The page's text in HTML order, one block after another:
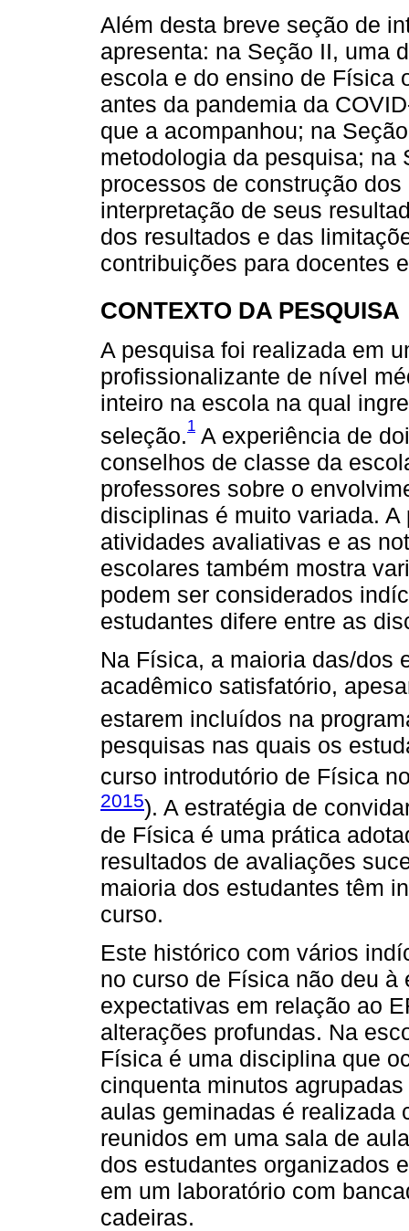
Além desta breve seção de
apresenta: na Seção II, uma
escola e do ensino de Física
antes da pandemia da
que a acompanhou; na
metodologia da pesquisa; na
processos de construção
interpretação de seus
dos resultados e das
contribuições para docentes
CONTEXTO DA PESQUISA
A pesquisa foi realizada em
profissionalizante de nível
inteiro na escola na qual
seleção.1 A experiência de
conselhos de classe da
professores sobre o
disciplinas é muito variada.
atividades avaliativas e as
escolares também mostra
podem ser considerados
estudantes difere entre as
Na Física, a maioria das/dos
acadêmico satisfatório,
estarem incluídos na
pesquisas nas quais os
curso introdutório de Física
2015). A estratégia de
de Física é uma prática
resultados de avaliações
maioria dos estudantes têm
curso.
Este histórico com vários
no curso de Física não deu
expectativas em relação ao
alterações profundas. Na
Física é uma disciplina que
cinquenta minutos
aulas geminadas é realizada
reunidos em uma sala de
dos estudantes organizados
em um laboratório com
cadeiras.